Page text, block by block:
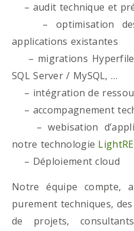
– audit technique et
– optimisation des
applications existantes
– migrations Hyperfile
SQL Server / MySQL, …
– intégration de
– accompagnement
– webisation
notre technologie
– Déploiement cloud
Notre équipe compte,
purement techniques,
de projets,